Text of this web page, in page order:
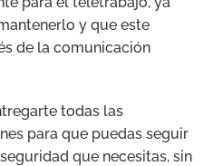
y que este
de la comunicación
todas las
para que puedas seguir
que necesitas, sin